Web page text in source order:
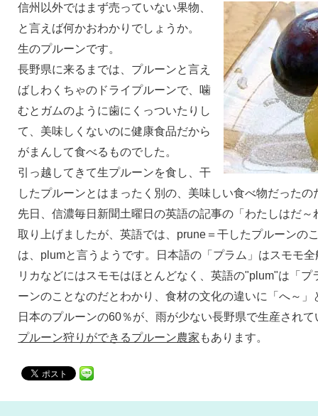
信州以外ではまず売っていない果物、
と言えば何かおわかりでしょうか。
生のプルーンです。
長野県に来るまでは、プルーンと言え
ばしわくちゃのドライプルーンで、噛
むとガムのように歯にくっついたりし
て、美味しくないのに健康食品だから
がまんして食べるものでした。
引っ越してきて生プルーンを食し、干
したプルーンとはまったく別の、美味しい食べ物だったの
先日、信濃毎日新聞土曜日の英語の記事の「わたしはだ～
取り上げましたが、英語では、prune＝干したプルーンの
は、plumと言うようです。日本語の「プラム」はスモモ
リカなどにはスモモはほとんどなく、英語の"plum"は「プ
ーンのことなのだとわかり、食材の文化の違いに「へ～」
日本のプルーンの60％が、雨が少ない長野県で生産され
プルーン狩りができるプルーン農家 もあります。